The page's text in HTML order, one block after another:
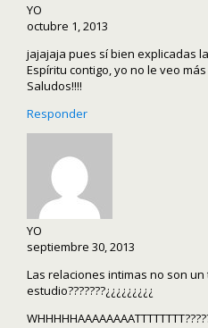
YO
octubre 1, 2013
jajajaja pues sí bien explicadas
Espíritu contigo, yo no le veo
Saludos!!!!
Responder
YO
septiembre 30, 2013
Las relaciones intimas no son
estudio???????¿¿¿¿¿¿¿¿¿